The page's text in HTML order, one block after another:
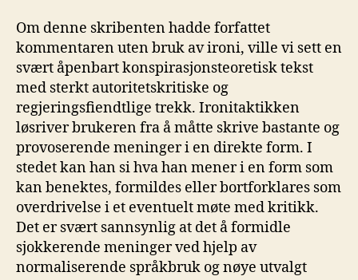
Om denne skribenten hadde forfattet
kommentaren uten bruk av ironi, ville vi sett en
svært åpenbart konspirasjonsteoretisk tekst
med sterkt autoritetskritiske og
regjeringsfiendtlige trekk. Ironitaktikken
løsriver brukeren fra å måtte skrive bastante og
provoserende meninger i en direkte form. I
stedet kan han si hva han mener i en form som
kan benektes, formildes eller bortforklares som
overdrivelse i et eventuelt møte med kritikk.
Det er svært sannsynlig at det å formidle
sjokkerende meninger ved hjelp av
normaliserende språkbruk og nøye utvalgt